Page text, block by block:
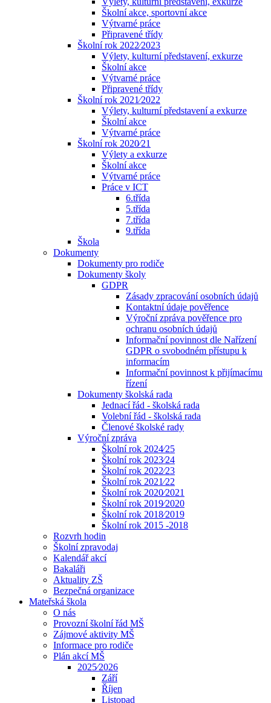
Školní akce, sportovní akce
Výtvarné práce
Připravené třídy
Školní rok 2022⁄2023
Výlety, kulturní představení, exkurze
Školní akce
Výtvarné práce
Připravené třídy
Školní rok 2021⁄2022
Výlety, kulturní představení a exkurze
Školní akce
Výtvarné práce
Školní rok 2020⁄21
Výlety a exkurze
Školní akce
Výtvarné práce
Práce v ICT
6.třída
5.třída
7.třída
9.třída
Škola
Dokumenty
Dokumenty pro rodiče
Dokumenty školy
GDPR
Zásady zpracování osobních údajů
Kontaktní údaje pověřence
Výroční zpráva pověřence pro
ochranu osobních údajů
Informační povinnost dle Nařízení
GDPR o svobodném přístupu k
informacím
Informační povinnost k přijímacímu
řízení
Dokumenty školská rada
Jednací řád - školská rada
Volební řád - školská rada
Členové školské rady
Výroční zpráva
Školní rok 2024⁄25
Školní rok 2023⁄24
Školní rok 2022⁄23
Školní rok 2021⁄22
Školní rok 2020⁄2021
Školní rok 2019⁄2020
Školní rok 2018⁄2019
Školní rok 2015 -2018
Rozvrh hodin
Školní zpravodaj
Kalendář akcí
Bakaláři
Aktuality ZŠ
Bezpečná organizace
Mateřská škola
O nás
Provozní školní řád MŠ
Zájmové aktivity MŠ
Informace pro rodiče
Plán akcí MŠ
2025⁄2026
Září
Říjen
Listopad